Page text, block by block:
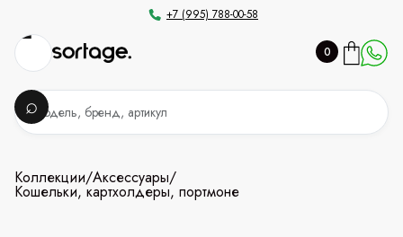
+7 (995) 788-00-58
0
Коллекции/Аксессуары/
Кошельки, картхолдеры, портмоне